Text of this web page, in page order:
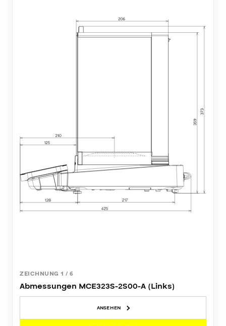
ZEICHNUNG 1 / 6
Abmessungen MCE323S-2S00-A (Links)
ANSEHEN